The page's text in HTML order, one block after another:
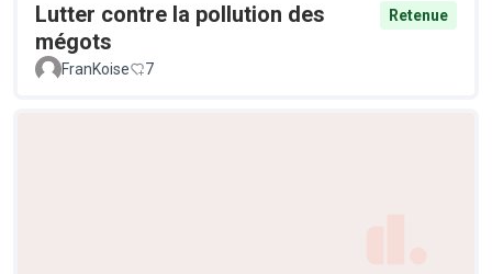
Lutter contre la pollution des
mégots
Retenue
FranKoise 7